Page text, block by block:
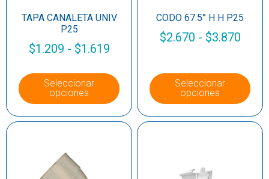
TAPA CANALETA UNIV
P25
$1.209 - $1.619
Seleccionar
opciones
CODO 67.5° H H P25
$2.670 - $3.870
Seleccionar
opciones